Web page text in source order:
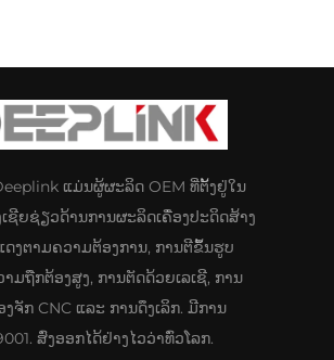
ແມ່ນຜູ້ຜະລິດ OEM ທີ່ຕັ້ງຢູ່ໃນ
ເຊີຍຊ່ຽວດ້ານການຜະລິດເຄື່ອງປະດິດສ້າງ
ດງຕາມຄວາມຕ້ອງການ, ການຕີຂຶ້ນຮູບ
ມຖືກຕ້ອງສູງ, ການຕັດດ້ວຍເລເຊີ, ການ
ຈັກ CNC ແລະ ການດຶງເລິກ. ມີການ
ສົ່ງອອກໄດ້ຢ່າງໄວວ່າທົ່ວໂລກ.